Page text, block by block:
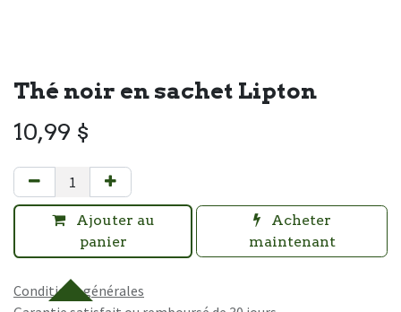
Thé noir en sachet Lipton
10,99 $
Ajouter au
panier
Acheter
maintenant
Conditions générales